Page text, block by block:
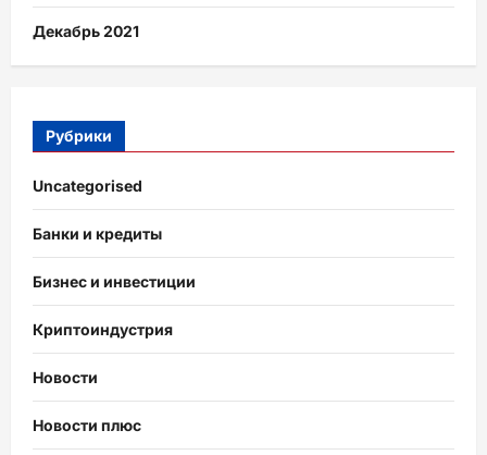
Декабрь 2021
Рубрики
Uncategorised
Банки и кредиты
Бизнес и инвестиции
Криптоиндустрия
Новости
Новости плюс